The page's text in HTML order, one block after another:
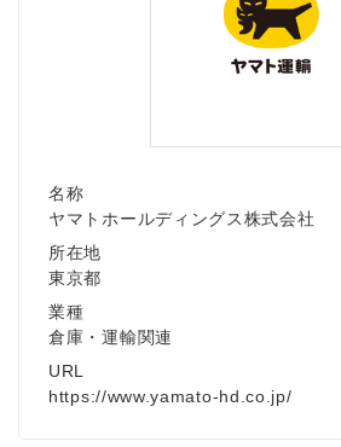
名称
ヤマトホールディングス株式会社
所在地
東京都
業種
倉庫・運輸関連
URL
https://www.yamato-hd.co.jp/